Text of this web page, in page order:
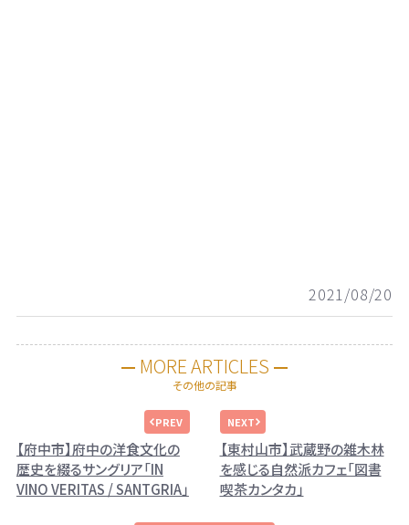
2021/08/20
MORE ARTICLES
その他の記事
【府中市】府中の洋食文化の
歴史を綴るサングリア「IN
VINO VERITAS / SANTGRIA」
【東村山市】武蔵野の雑木林
を感じる自然派カフェ「図書
喫茶カンタカ」